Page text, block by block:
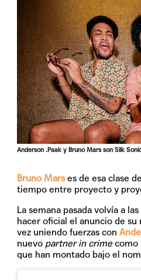
Anderson .Paak y Bruno Mars son Silk
Bruno Marses de esa clase
tiempo entre proyecto y
La semana pasada volvía a
hacer oficial el anuncio de su
vez uniendo fuerzas con
nuevo partner in crime como
que han montado bajo el